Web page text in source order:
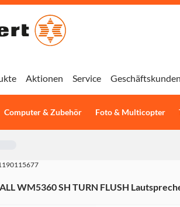
Computer & Zubehör Foto & Multicopter
Aktionen Service Geschäftskunden
WM5360 SH TURN FLUSH